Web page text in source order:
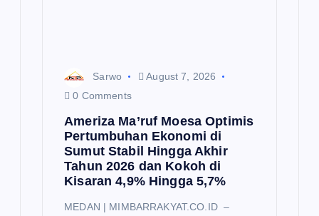
Sarwo
August 7, 2026
0 Comments
Ameriza Ma’ruf Moesa‎ Optimis
Pertumbuhan Ekonomi di
Sumut Stabil Hingga Akhir
Tahun 2026 dan Kokoh di
Kisaran 4,9% Hingga 5,7%
MEDAN | MIMBARRAKYAT.CO.ID –